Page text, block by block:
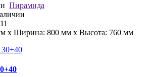
Пирамида
x Ширина: 800 мм x Высота: 760 мм